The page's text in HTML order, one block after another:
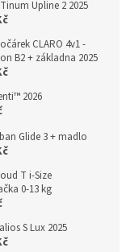
Upline 2 2025
CLARO 4v1 -
B2 + základna 2025
2026
Glide 3 + madlo
T i-Size
0-13 kg
S Lux 2025